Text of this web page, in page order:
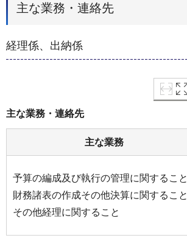
主な業務・連絡先
経理係、出納係
主な業務・連絡先
主な業務
予算の編成及び執行の管理に関すること
財務諸表の作成その他決算に関すること
その他経理に関すること